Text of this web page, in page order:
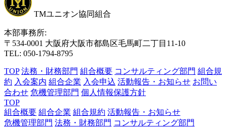
TMユニオン協同組合
本部事務所:
〒534-0001 大阪府大阪市都島区毛馬町二丁目11-10
TEL: 050-1794-8795
TOP 法務・財務部門 組合概要 コンサルティング部門 組合規
約 入会案内 組合企業 入会申込 活動報告・お知らせ お問い
合わせ 危機管理部門 個人情報保護方針
TOP
組合概要 組合企業 組合規約 活動報告・お知らせ
危機管理部門 法務・財務部門 コンサルティング部門